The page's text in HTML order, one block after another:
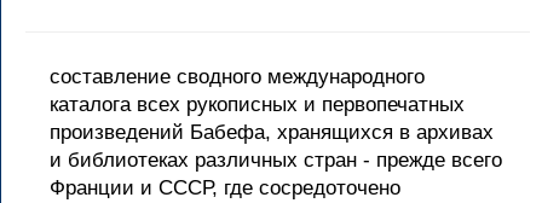
составление сводного международного
каталога всех рукописных и первопечатных
произведений Бабефа, хранящихся в архивах
и библиотеках различных стран - прежде всего
Франции и СССР, где сосредоточено